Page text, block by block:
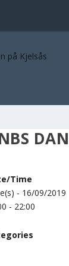
Time
- 16/09/2019
- 22:00